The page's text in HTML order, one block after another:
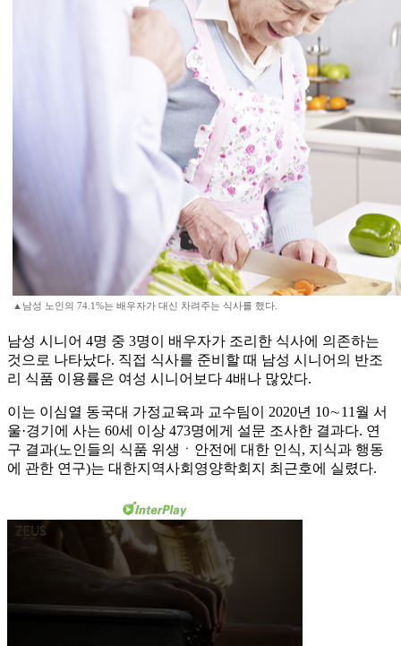
▲남성 노인의 74.1%는 배우자가 대신 차려주는 식사를 했다.
남성 시니어 4명 중 3명이 배우자가 조리한 식사에 의존하는
것으로 나타났다. 직접 식사를 준비할 때 남성 시니어의 반조
리 식품 이용률은 여성 시니어보다 4배나 많았다.
이는 이심열 동국대 가정교육과 교수팀이 2020년 10∼11월 서
울·경기에 사는 60세 이상 473명에게 설문 조사한 결과다. 연
구 결과(노인들의 식품 위생ㆍ안전에 대한 인식, 지식과 행동
에 관한 연구)는 대한지역사회영양학회지 최근호에 실렸다.